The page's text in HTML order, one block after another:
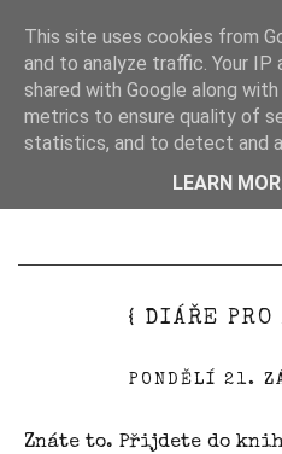

{ DIÁŘE PRO
PONDĚLÍ 21.
Znáte to. Přijdete do
This site uses cookies from
and to analyze traffic. Your IP
shared with Google along
metrics to ensure quality of
statistics, and to detect and
LEARN